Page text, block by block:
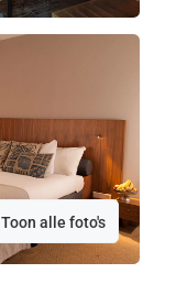
Toon alle foto's